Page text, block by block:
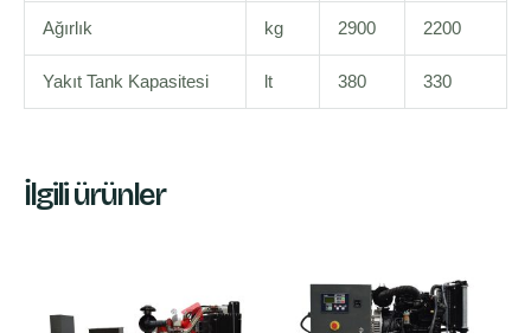
Ağırlık kg 2900 2200
Yakıt Tank Kapasitesi lt 380 330
İlgili ürünler